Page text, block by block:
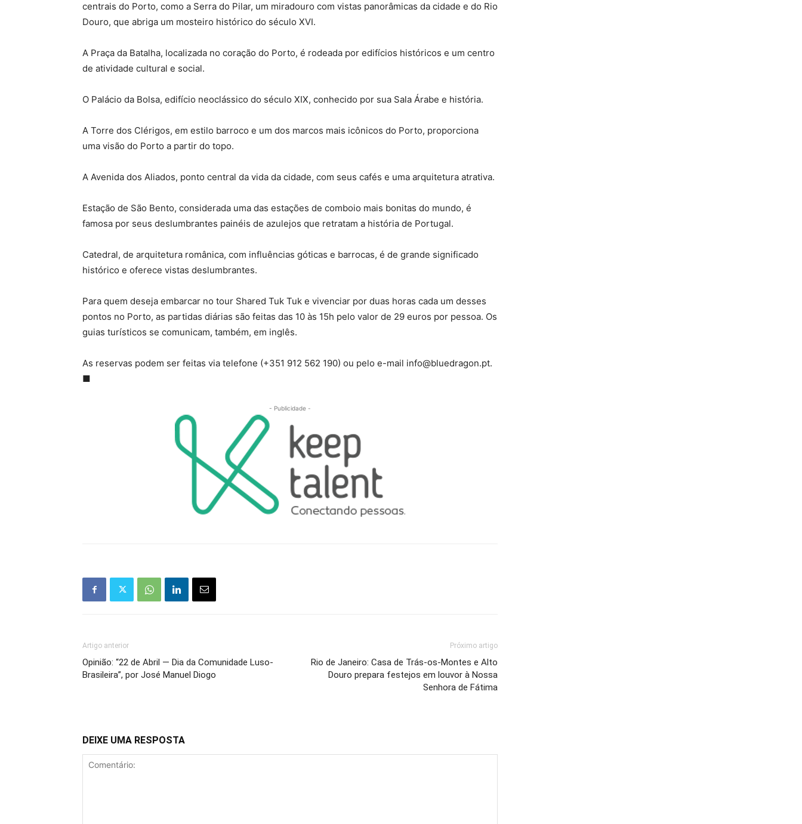
centrais do Porto, como a Serra do Pilar, um miradouro com vistas panorâmicas da cidade e do Rio
Douro, que abriga um mosteiro histórico do século XVI.
A Praça da Batalha, localizada no coração do Porto, é rodeada por edifícios históricos e um centro
de atividade cultural e social.
O Palácio da Bolsa, edifício neoclássico do século XIX, conhecido por sua Sala Árabe e história.
A Torre dos Clérigos, em estilo barroco e um dos marcos mais icônicos do Porto, proporciona
uma visão do Porto a partir do topo.
A Avenida dos Aliados, ponto central da vida da cidade, com seus cafés e uma arquitetura atrativa.
Estação de São Bento, considerada uma das estações de comboio mais bonitas do mundo, é
famosa por seus deslumbrantes painéis de azulejos que retratam a história de Portugal.
Catedral, de arquitetura românica, com influências góticas e barrocas, é de grande significado
histórico e oferece vistas deslumbrantes.
Para quem deseja embarcar no tour Shared Tuk Tuk e vivenciar por duas horas cada um desses
pontos no Porto, as partidas diárias são feitas das 10 às 15h pelo valor de 29 euros por pessoa. Os
guias turísticos se comunicam, também, em inglês.
As reservas podem ser feitas via telefone (+351 912 562 190) ou pelo e-mail info@bluedragon.pt.
■
- Publicidade -
Artigo anterior
Opinião: “22 de Abril — Dia da Comunidade Luso-
Brasileira”, por José Manuel Diogo
Próximo artigo
Rio de Janeiro: Casa de Trás-os-Montes e Alto
Douro prepara festejos em louvor à Nossa
Senhora de Fátima
DEIXE UMA RESPOSTA